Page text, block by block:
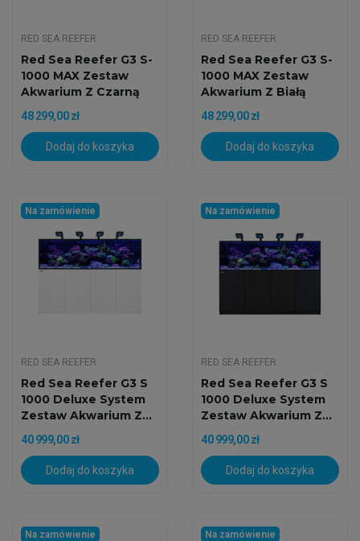
RED SEA REEFER
Red Sea Reefer G3 S-
1000 MAX Zestaw
Akwarium Z Czarną
Szafką
48 299,00 zł
Dodaj do koszyka
RED SEA REEFER
Red Sea Reefer G3 S-
1000 MAX Zestaw
Akwarium Z Białą
Szafką
48 299,00 zł
Dodaj do koszyka
Na zamówienie
RED SEA REEFER
Red Sea Reefer G3 S
1000 Deluxe System
Zestaw Akwarium Z...
40 999,00 zł
Dodaj do koszyka
Na zamówienie
RED SEA REEFER
Red Sea Reefer G3 S
1000 Deluxe System
Zestaw Akwarium Z...
40 999,00 zł
Dodaj do koszyka
Na zamówienie Na zamówienie